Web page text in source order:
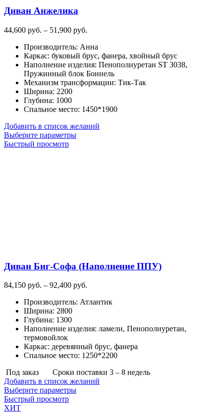
Диван Анжелика
44,600 руб. – 51,900 руб.
44,600
руб.
–
51,900
руб.
Производитель: Анна
Каркас: буковый брус, фанера, хвойный брус
Наполнение изделия: Пенополиуретан ST 3038,
Пружинный блок Боннель
Механизм трансформации: Тик-Так
Ширина: 2200
Глубина: 1000
Спальное место: 1450*1900
Добавить в список желаний
Выберите параметрыЭтот
Быстрый просмотр
Диван Биг-Софа (Наполнение ППУ)
84,150 руб. – 92,400 руб.
84,150
92,400
Производитель: Атлантик
Ширина: 2800
Глубина: 1300
Наполнение изделия: ламели, Пенополиуретан,
термовойлок
Каркас: деревянный брус, фанера
Спальное место: 1250*2200
Под заказ
Сроки поставки 3 – 8 недель
Добавить в список желаний
Выберите параметрыЭтот
Быстрый просмотр
ХИТ